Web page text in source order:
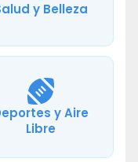
y Belleza
y Aire
Libre